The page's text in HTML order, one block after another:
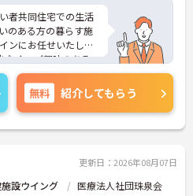
者共同住宅での生活
のある方の暮らす施
ンにお任せいたしま
なく、ご興味のある
、さらに詳細をお話
談ください！
無料 紹介してもらう
更新日：2026年08月07日
設ウイング 医療法人社団珠泉会